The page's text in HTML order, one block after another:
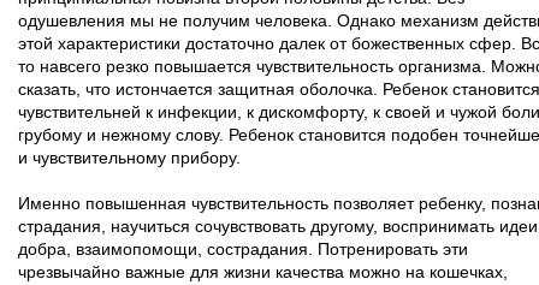
одушевления мы не получим человека. Однако механизм
этой характеристики достаточно далек от божественных сфер.
то навсего резко повышается чувствительность организма.
сказать, что истончается защитная оболочка. Ребенок становится
чувствительней к инфекции, к дискомфорту, к своей и чужой
грубому и нежному слову. Ребенок становится подобен
и чувствительному прибору.
Именно повышенная чувствительность позволяет ребенку,
страдания, научиться сочувствовать другому, воспринимать идеи
добра, взаимопомощи, сострадания. Потренировать эти
чрезвычайно важные для жизни качества можно на кошечках,